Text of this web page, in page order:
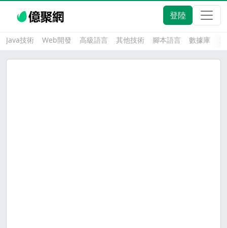
登陸
Java技術 Web開發 高級語言 其他技術 腳本語言 數據庫